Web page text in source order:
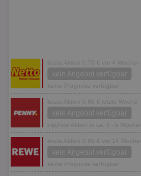
letzte Aktion 0,79 € vor 4 Wochen
kein Angebot verfügbar
keine Prognose verfügbar
letzte Aktion 0,89 € letzte Woche
kein Angebot verfügbar
nächste Aktion in ca. 5 - 6 Wochen
letzte Aktion 0,89 € vor 14 Wochen
kein Angebot verfügbar
keine Prognose verfügbar